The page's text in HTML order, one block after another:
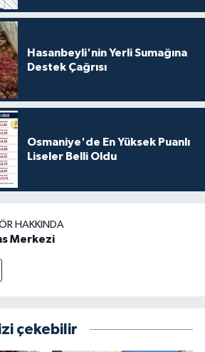
Hasanbeyli'nin Yerli Sumağına
Destek Çağrısı
Osmaniye'de En Yüksek Puanlı
Liseler Belli Oldu
HAKKINDA
Merkezi
çekebilir